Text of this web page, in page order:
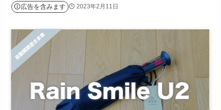
広告を含みます 2023年2月11日